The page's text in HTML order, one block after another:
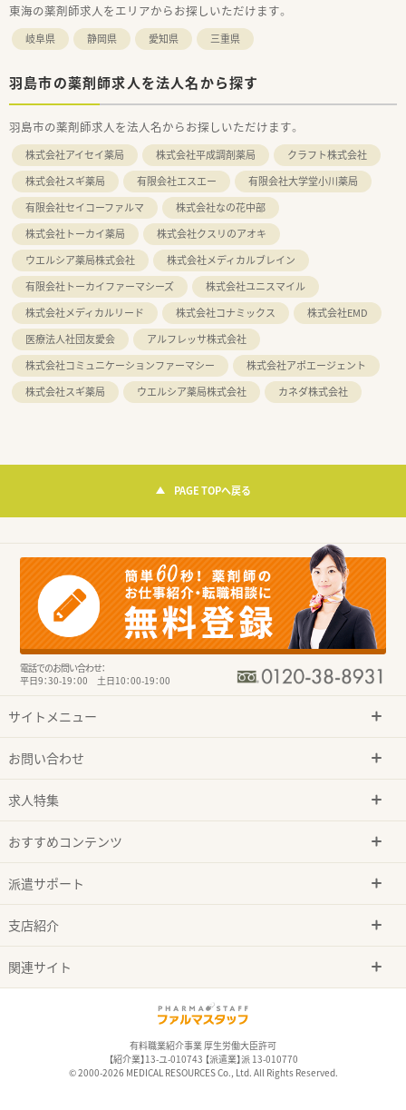
東海の薬剤師求人をエリアからお探しいただけます。
岐阜県 静岡県 愛知県 三重県
羽島市の薬剤師求人を法人名から探す
羽島市の薬剤師求人を法人名からお探しいただけます。
株式会社アイセイ薬局 株式会社平成調剤薬局
クラフト株式会社
株式会社スギ薬局
有限会社エスエー
有限会社大学堂小川薬局
有限会社セイコーファルマ
株式会社なの花中部
株式会社トーカイ薬局
株式会社クスリのアオキ
ウエルシア薬局株式会社
株式会社メディカルブレイン
有限会社トーカイファーマシーズ
株式会社ユニスマイル
株式会社メディカルリード
株式会社コナミックス
株式会社EMD
医療法人社団友愛会
アルフレッサ株式会社
株式会社コミュニケーションファーマシー
株式会社アポエージェント
株式会社スギ薬局
ウエルシア薬局株式会社 カネダ株式会社
PAGE TOPへ戻る
電話でのお問い合わせ：
平日9：30-19：00 土日10：00-19：00
サイトメニュー
お問い合わせ
求人特集
おすすめコンテンツ
派遣サポート
支店紹介
関連サイト
有料職業紹介事業 厚生労働大臣許可
【紹介業】13-ユ-010743 【派遣業】派 13-010770
© 2000-2026 MEDICAL RESOURCES Co., Ltd. All Rights Reserved.